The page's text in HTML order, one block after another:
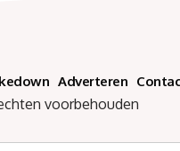
Adverteren
voorbehouden